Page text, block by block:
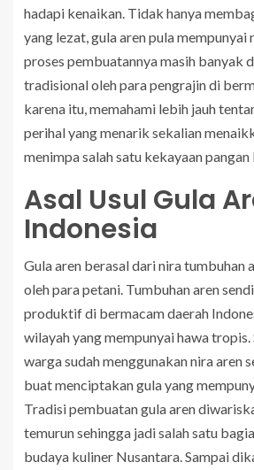
hadapi kenaikan. Tidak hanya
yang lezat, gula aren pula mempunyai
proses pembuatannya masih banyak
tradisional oleh para pengrajin di
karena itu, memahami lebih jauh
perihal yang menarik sekalian
menimpa salah satu kekayaan pangan
Asal Usul Gula
Indonesia
Gula aren berasal dari nira tumbuhan
oleh para petani. Tumbuhan aren
produktif di bermacam daerah
wilayah yang mempunyai hawa tropis.
warga sudah menggunakan nira aren
buat menciptakan gula yang
Tradisi pembuatan gula aren
temurun sehingga jadi salah satu
budaya kuliner Nusantara. Sampai